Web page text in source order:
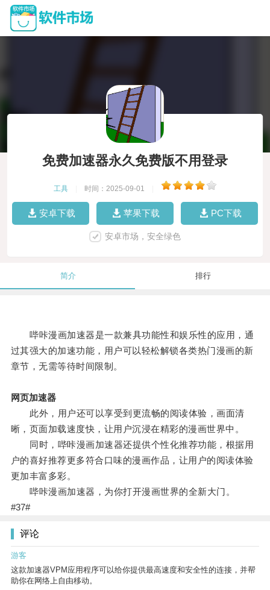
免费加速器永久免费版不用登录
工具 时间：2025-09-01
安卓下载 苹果下载 PC下载
安卓市场，安全绿色
简介 排行
哔咔漫画加速器是一款兼具功能性和娱乐性的应用，通
过其强大的加速功能，用户可以轻松解锁各类热门漫画的新
章节，无需等待时间限制。
网页加速器
此外，用户还可以享受到更流畅的阅读体验，画面清
晰，页面加载速度快，让用户沉浸在精彩的漫画世界中。
同时，哔咔漫画加速器还提供个性化推荐功能，根据用
户的喜好推荐更多符合口味的漫画作品，让用户的阅读体验
更加丰富多彩。
哔咔漫画加速器，为你打开漫画世界的全新大门。
#37#
评论
游客
这款加速器VPM应用程序可以给你提供最高速度和安全性的连接，并帮
助你在网络上自由移动。